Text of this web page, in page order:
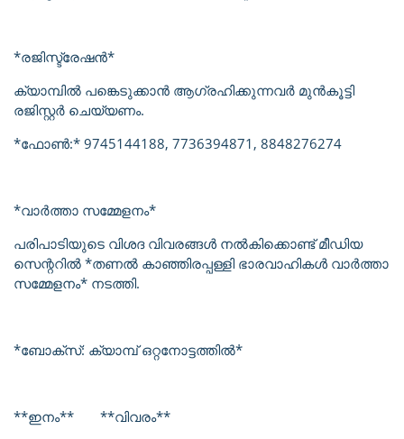
*രജിസ്ട്രേഷൻ*
ക്യാമ്പിൽ പങ്കെടുക്കാൻ ആഗ്രഹിക്കുന്നവർ മുൻകൂട്ടി
രജിസ്റ്റർ ചെയ്യണം.
*ഫോൺ:* 9745144188, 7736394871, 8848276274
*വാർത്താ സമ്മേളനം*
പരിപാടിയുടെ വിശദ വിവരങ്ങൾ നൽകിക്കൊണ്ട് മീഡിയ
സെന്ററിൽ *തണൽ കാഞ്ഞിരപ്പള്ളി ഭാരവാഹികൾ വാർത്താ
സമ്മേളനം* നടത്തി.
*ബോക്സ്: ക്യാമ്പ് ഒറ്റനോട്ടത്തിൽ*
**ഇനം**
**വിവരം**